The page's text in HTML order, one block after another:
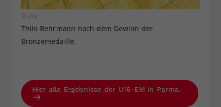
© zVg
Thilo Behrmann nach dem Gewinn der
Bronzemedaille.
Hier alle Ergebnisse der U16-EM in Parma.